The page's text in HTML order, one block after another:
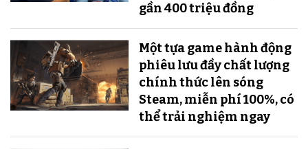
gần 400 triệu đồng
Một tựa game hành động
phiêu lưu đầy chất lượng
chính thức lên sóng
Steam, miễn phí 100%, có
thể trải nghiệm ngay